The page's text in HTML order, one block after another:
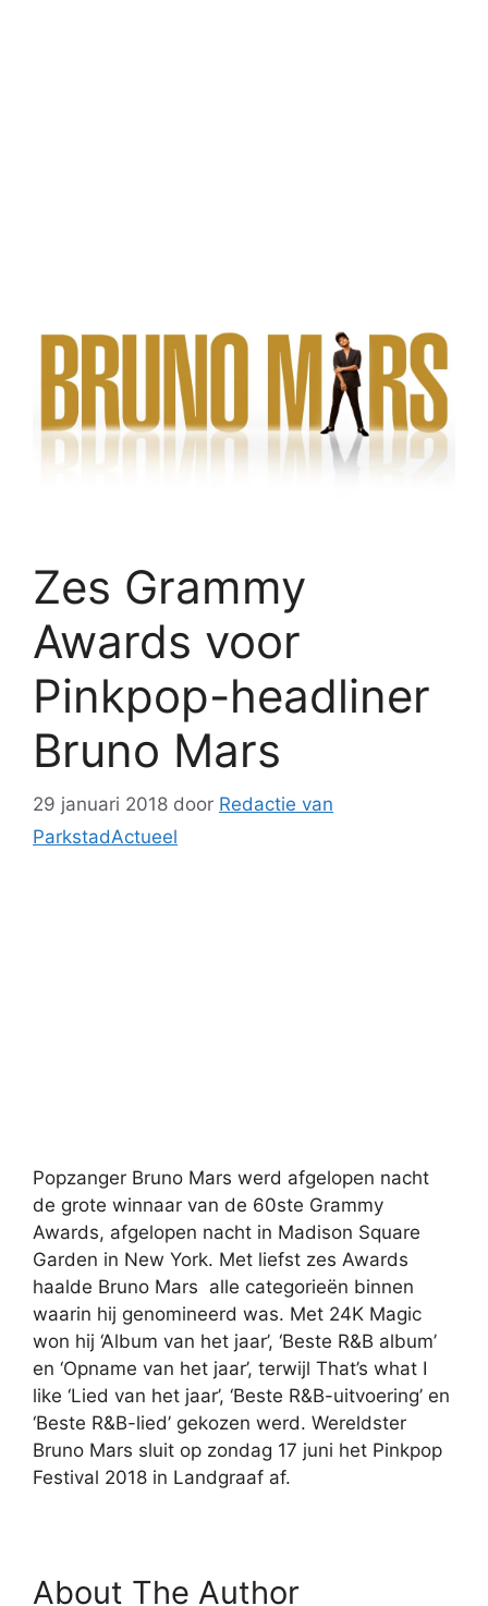
Zes Grammy
Awards voor
Pinkpop-headliner
Bruno Mars
29 januari 2018 door Redactie van
ParkstadActueel
Popzanger Bruno Mars werd afgelopen nacht
de grote winnaar van de 60ste Grammy
Awards, afgelopen nacht in Madison Square
Garden in New York. Met liefst zes Awards
haalde Bruno Mars alle categorieën binnen
waarin hij genomineerd was. Met 24K Magic
won hij ‘Album van het jaar’, ‘Beste R&B album’
en ‘Opname van het jaar’, terwijl That’s what I
like ‘Lied van het jaar’, ‘Beste R&B-uitvoering’ en
‘Beste R&B-lied’ gekozen werd. Wereldster
Bruno Mars sluit op zondag 17 juni het Pinkpop
Festival 2018 in Landgraaf af.
About The Author